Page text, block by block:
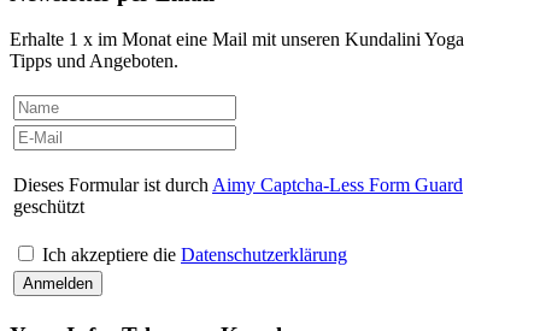
Erhalte 1 x im Monat eine Mail mit unseren Kundalini Yoga
Tipps und Angeboten.
Dieses Formular ist durch Aimy Captcha-Less Form Guard
geschützt
Ich akzeptiere die Datenschutzerklärung